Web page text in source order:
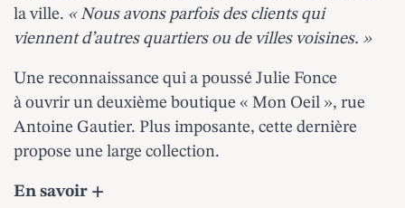
la ville. « Nous avons parfois des clients qui
viennent d’autres quartiers ou de villes voisines. »
Une reconnaissance qui a poussé Julie Fonce
à ouvrir un deuxième boutique « Mon Oeil », rue
Antoine Gautier. Plus imposante, cette dernière
propose une large collection.
En savoir +